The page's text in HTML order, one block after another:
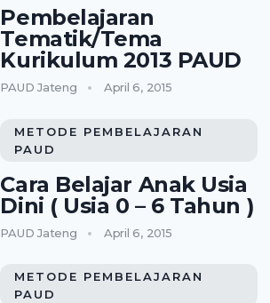
Pembelajaran
Tematik/Tema
Kurikulum 2013 PAUD
PAUD Jateng April 6, 2015
METODE PEMBELAJARAN
PAUD
Cara Belajar Anak Usia
Dini ( Usia 0 – 6 Tahun )
PAUD Jateng April 6, 2015
METODE PEMBELAJARAN
PAUD